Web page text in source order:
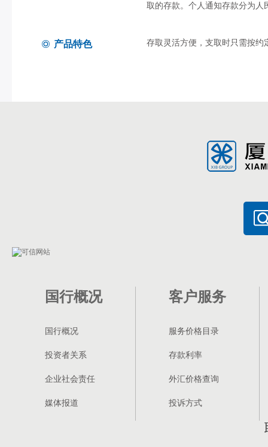
取的存款。个人通知存款分为人
产品特色 存取灵活方便，支取时只需按约
国行概况
国行概况
投资者关系
企业社会责任
媒体报道
客户服务
服务价格目录
存款利率
外汇价格查询
投诉方式